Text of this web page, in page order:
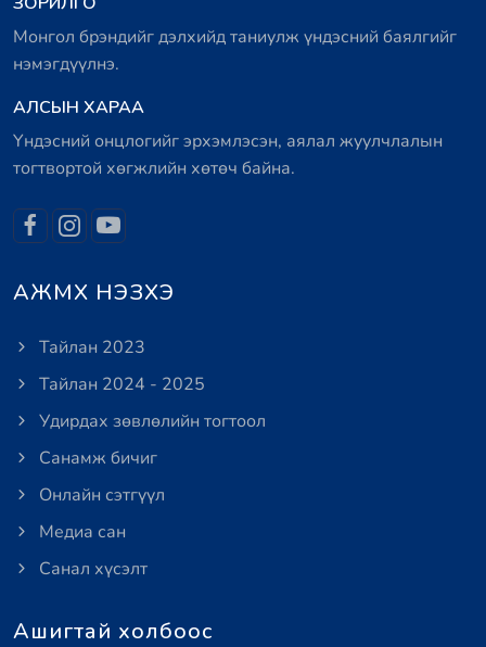
Монгол брэндийг дэлхийд таниулж үндэсний баялгийг
нэмэгдүүлнэ.
АЛСЫН ХАРАА
Үндэсний онцлогийг эрхэмлэсэн, аялал жуулчлалын
тогтвортой хөгжлийн хөтөч байна.
АЖМХ НЭЗХЭ
Тайлан 2023
Тайлан 2024 - 2025
Удирдах зөвлөлийн тогтоол
Санамж бичиг
Онлайн сэтгүүл
Медиа сан
Санал хүсэлт
Ашигтай холбоос